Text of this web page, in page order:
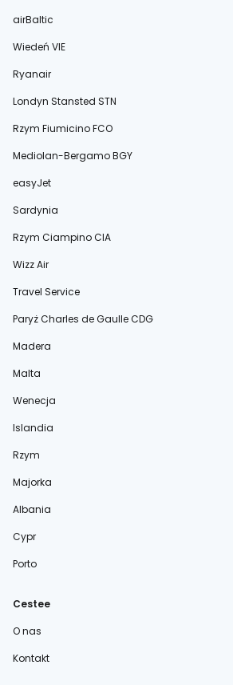
airBaltic
Wiedeń VIE
Ryanair
Londyn Stansted STN
Rzym Fiumicino FCO
Mediolan-Bergamo BGY
easyJet
Sardynia
Rzym Ciampino CIA
Wizz Air
Travel Service
Paryż Charles de Gaulle CDG
Madera
Malta
Wenecja
Islandia
Rzym
Majorka
Albania
Cypr
Porto
Cestee
O nas
Kontakt